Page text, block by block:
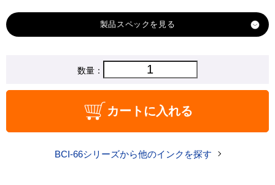
製品スペック
キヤノン
BCI-66PM
1,210 円
数量：
カートに入れる
BCI-66シリーズから他のインクを探す